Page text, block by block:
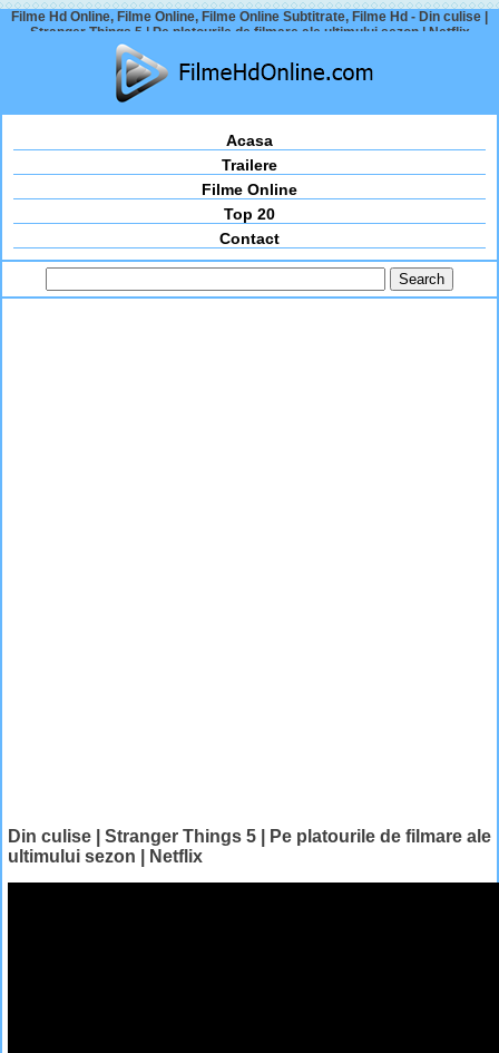
Filme Hd Online, Filme Online, Filme Online Subtitrate, Filme Hd - Din culise |
Stranger Things 5 | Pe platourile de filmare ale ultimului sezon | Netflix
Acasa
Trailere
Filme Online
Top 20
Contact
Din culise | Stranger Things 5 | Pe platourile de filmare ale
ultimului sezon | Netflix